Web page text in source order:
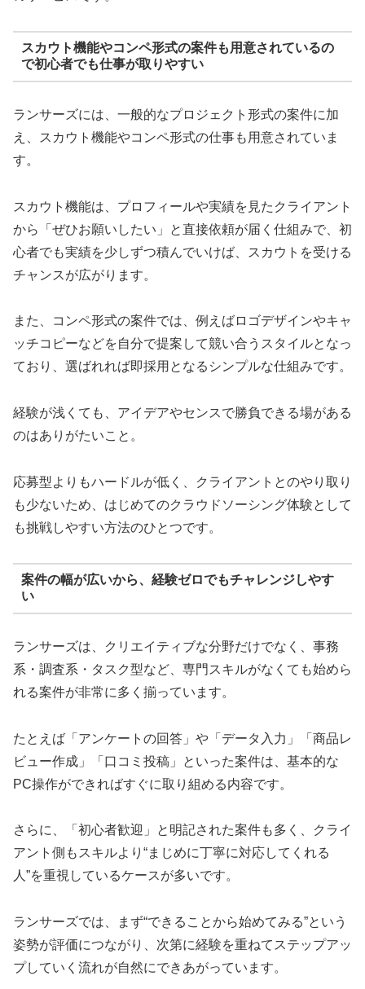
スカウト機能やコンペ形式の案件も用意されているの
で初心者でも仕事が取りやすい
ランサーズには、一般的なプロジェクト形式の案件に加
え、スカウト機能やコンペ形式の仕事も用意されていま
す。
スカウト機能は、プロフィールや実績を見たクライアント
から「ぜひお願いしたい」と直接依頼が届く仕組みで、初
心者でも実績を少しずつ積んでいけば、スカウトを受ける
チャンスが広がります。
また、コンペ形式の案件では、例えばロゴデザインやキャ
ッチコピーなどを自分で提案して競い合うスタイルとなっ
ており、選ばれれば即採用となるシンプルな仕組みです。
経験が浅くても、アイデアやセンスで勝負できる場がある
のはありがたいこと。
応募型よりもハードルが低く、クライアントとのやり取り
も少ないため、はじめてのクラウドソーシング体験として
も挑戦しやすい方法のひとつです。
案件の幅が広いから、経験ゼロでもチャレンジしやす
い
ランサーズは、クリエイティブな分野だけでなく、事務
系・調査系・タスク型など、専門スキルがなくても始めら
れる案件が非常に多く揃っています。
たとえば「アンケートの回答」や「データ入力」「商品レ
ビュー作成」「口コミ投稿」といった案件は、基本的な
PC操作ができればすぐに取り組める内容です。
さらに、「初心者歓迎」と明記された案件も多く、クライ
アント側もスキルより“まじめに丁寧に対応してくれる
人”を重視しているケースが多いです。
ランサーズでは、まず“できることから始めてみる”という
姿勢が評価につながり、次第に経験を重ねてステップアッ
プしていく流れが自然にできあがっています。